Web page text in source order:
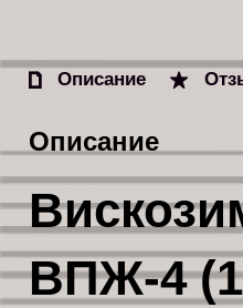
Описание
Описание
ВПЖ-4